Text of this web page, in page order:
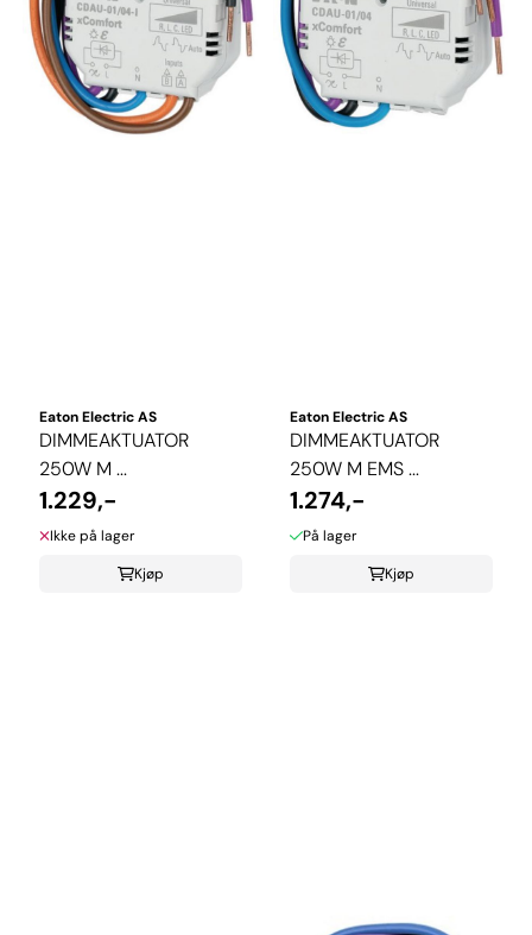
Eaton Electric AS
DIMMEAKTUATOR
250W M ...
1.229,-
Ikke på lager
Kjøp
Eaton Electric AS
DIMMEAKTUATOR
250W M EMS ...
1.274,-
På lager
Kjøp